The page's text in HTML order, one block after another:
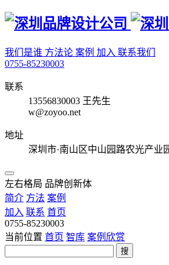
我们是谁 方法论 案例 加入 联系我们
0755-85230003
联系
13556830003 王先生
w@zoyoo.net
地址
深圳市·南山区中山园路农光产业
左右格局 品牌创新体
简介 方法 案例
加入 联系 首页
0755-85230003
当前位置 首页 智库 案例欣赏
搜